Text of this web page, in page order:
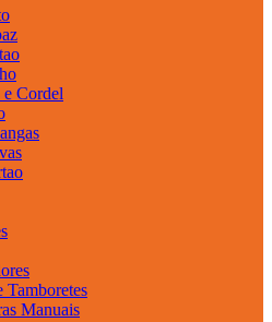
Cordel
Tamboretes
Manuais